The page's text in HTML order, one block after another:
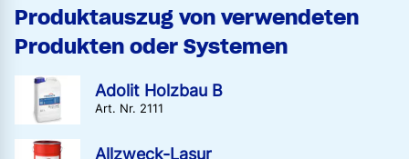
Produktauszug von verwendeten
Produkten oder Systemen
Adolit Holzbau B
Art. Nr. 2111
Allzweck-Lasur